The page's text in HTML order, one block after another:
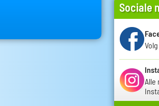
Sociale
Volg
Alle